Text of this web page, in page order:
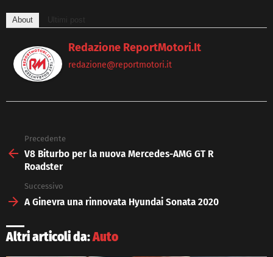
About Ultimi post
Redazione ReportMotori.it
redazione@reportmotori.it
more
Precedente
V8 Biturbo per la nuova Mercedes-AMG GT R
Roadster
Successivo
A Ginevra una rinnovata Hyundai Sonata 2020
Altri articoli da:Auto